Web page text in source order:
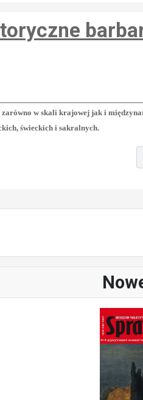
w skali krajowej jak i
świeckich i sakralnych.